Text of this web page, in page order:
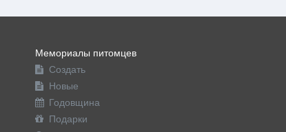
Мемориалы питомцев
Создать
Новые
Годовщина
Подарки